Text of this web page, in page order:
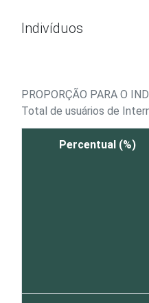
Indivíduos
PROPORÇÃO PARA O
Total de usuários de
Percentual (%)